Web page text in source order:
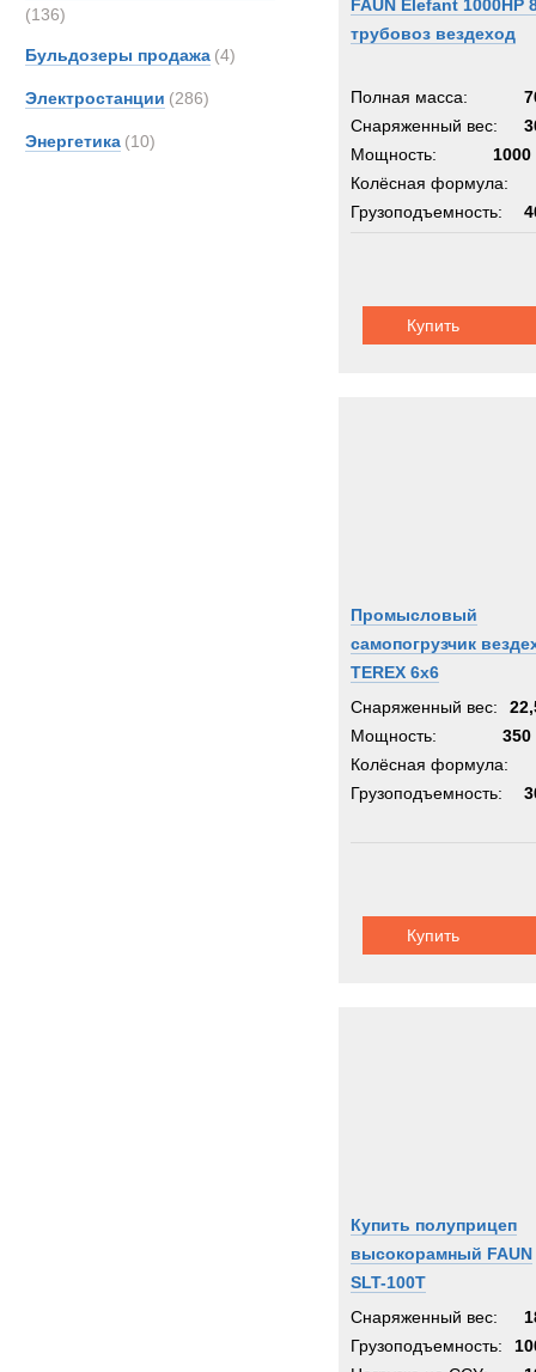
(136)
Бульдозеры продажа (4)
Электростанции (286)
Энергетика (10)
FAUN Elefant 1000HP
трубовоз вездеход
Полная масса:
Снаряженный вес:
Мощность:
1000
Колёсная формула:
Грузоподъемность:
Купить
Промысловый
самопогрузчик
TEREX 6х6
Снаряженный вес:
Мощность:
350
Колёсная формула:
Грузоподъемность:
Купить
Купить полуприцеп
высокорамный FAUN
SLT-100T
Снаряженный вес:
Грузоподъемность: